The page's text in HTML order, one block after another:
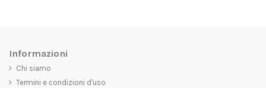
Informazioni
Chi siamo
Termini e condizioni d'uso